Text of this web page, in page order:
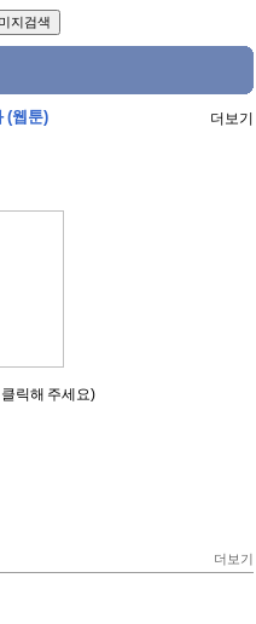
(웹툰) 더보기
릭해 주세요)
더보기